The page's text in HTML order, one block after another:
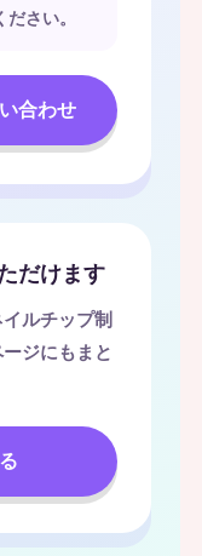
さい。
合わせ
だけます
ルチップ制
ジにもまと